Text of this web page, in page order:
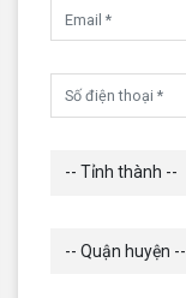
-- Tỉnh thành --
-- Quận huyện --